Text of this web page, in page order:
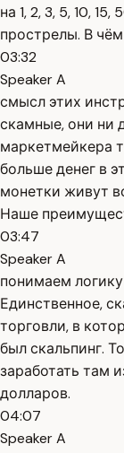
на 1, 2, 3, 5, 10,
прострелы. В чём
03:32
Speaker A
смысл этих
скамные, они ни
маркетмейкера
больше денег в
монетки живут
Наше
03:47
Speaker A
понимаем
Единственное,
торговли, в
был скальпинг.
заработать там
долларов.
04:07
Speaker A